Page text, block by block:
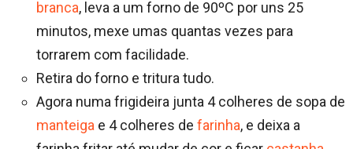
branca, leva a um forno de 90ºC por uns 25
minutos, mexe umas quantas vezes para
torrarem com facilidade.
Retira do forno e tritura tudo.
Agora numa frigideira junta 4 colheres de sopa de
manteiga e 4 colheres de farinha, e deixa a